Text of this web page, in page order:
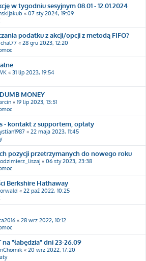
w tygodniu sesyjnym 08.01 - 12.01.2024
« 07 sty 2024, 19:09
podatku z akcji/opcji z metodą FIFO?
« 28 gru 2023, 12:20
« 31 lip 2023, 19:54
MONEY
« 19 lip 2023, 13:51
- kontakt z supportem, opłaty
« 22 maja 2023, 11:45
pozycji przetrzymanych do nowego roku
« 06 sty 2023, 23:38
Berkshire Hathaway
« 22 paź 2022, 10:25
« 28 wrz 2022, 10:12
na "łabędzia" dni 23-26.09
« 20 wrz 2022, 17:20